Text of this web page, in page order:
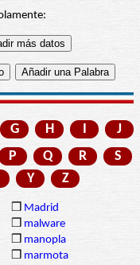
G H I
J
P Q R
S
Y Z
❒ Madrid
❒ malware
❒ manopla
❒ marmota